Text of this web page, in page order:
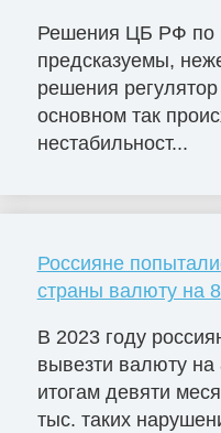
Решения ЦБ РФ по
предсказуемы,
решения
основном так
нестабильност...
Россияне
страны валюту на
В 2023 году
вывезти валюту
итогам девяти
тыс. таких